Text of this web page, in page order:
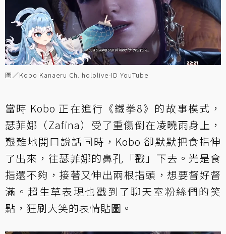
圖／Kobo Kanaeru Ch. hololive-ID YouTube
當時 Kobo 正在進行《鐵拳8》的故事模式，
瑟菲娜（Zafina）受了重傷倒在凌曉雨身上，
艱難地開口說話同時，Kobo 卻默默把食指伸
了出來，往瑟菲娜的鼻孔「戳」下去。光是食
指還不夠，接著又伸出兩根指頭，想要督好督
滿。超生草表現也戳到了聊天室粉絲們的笑
點，狂刷大笑的表情貼圖。